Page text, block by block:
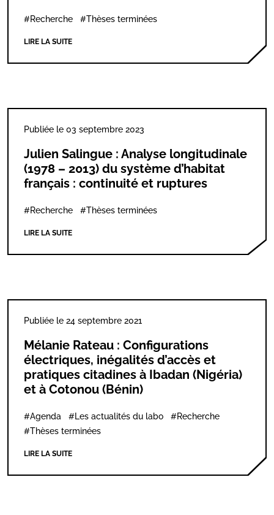
#Recherche #Thèses terminées
LIRE LA SUITE
Publiée le 03 septembre 2023
Julien Salingue : Analyse longitudinale
(1978 – 2013) du système d’habitat
français : continuité et ruptures
#Recherche #Thèses terminées
LIRE LA SUITE
Publiée le 24 septembre 2021
Mélanie Rateau : Configurations
électriques, inégalités d’accès et
pratiques citadines à Ibadan (Nigéria)
et à Cotonou (Bénin)
#Agenda #Les actualités du labo
#Recherche
#Thèses terminées
LIRE LA SUITE